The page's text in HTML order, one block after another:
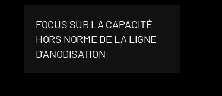
FOCUS SUR LA CAPACITÉ
HORS NORME DE LA LIGNE
D’ANODISATION